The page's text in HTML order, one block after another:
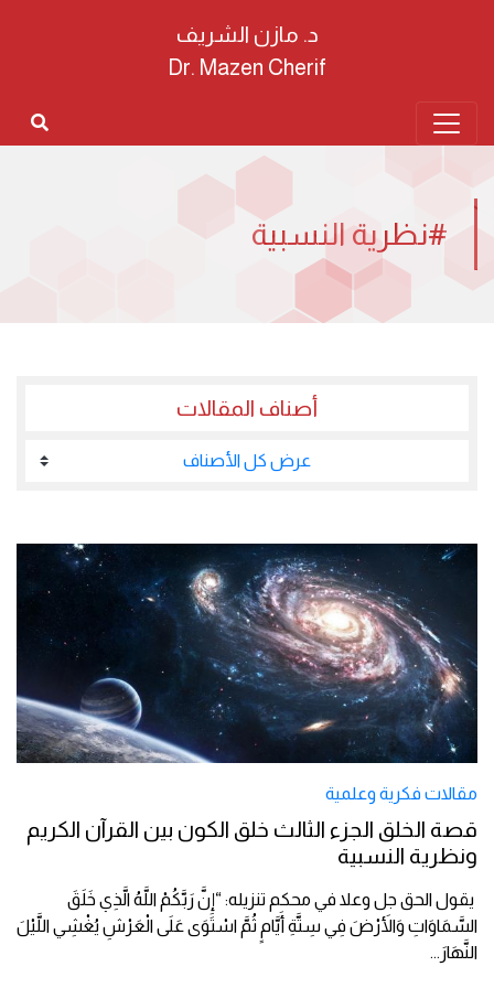
د. مازن الشريف
Dr. Mazen Cherif
#نظرية النسبية
أصناف المقالات
عرض كل الأصناف
مقالات فكرية وعلمية
قصة الخلق الجزء الثالث خلق الكون بين القرآن الكريم
ونظرية النسبية
يقول الحق جل وعلا في محكم تنزيله: “إِنَّ رَبَّكُمْ اللَّهُ الَّذِي خَلَقَ
السَّمَاوَاتِ وَالأَرْضَ فِي سِتَّةِ أَيَّامٍ ثُمَّ اسْتَوَى عَلَى الْعَرْشِ يُغْشِي اللَّيْلَ
النَّهَارَ...